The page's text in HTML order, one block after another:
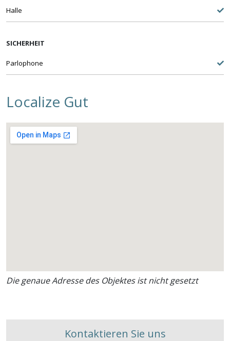
Halle
SICHERHEIT
Parlophone
Localize Gut
Die genaue Adresse des Objektes ist nicht gesetzt
Kontaktieren Sie uns